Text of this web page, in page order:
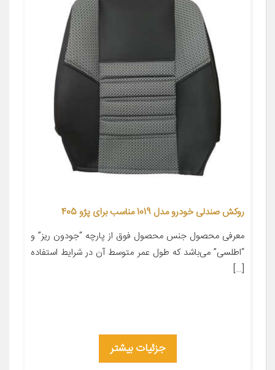
روکش صندلی خودرو مدل 1019 مناسب برای پژو 405
معرفی محصول جنس محصول فوق از پارچه “جودون ریز” و
“اطلسی” می‌باشد که طول عمر متوسط آن در شرایط استفاده
[…]
جزئیات بیشتر